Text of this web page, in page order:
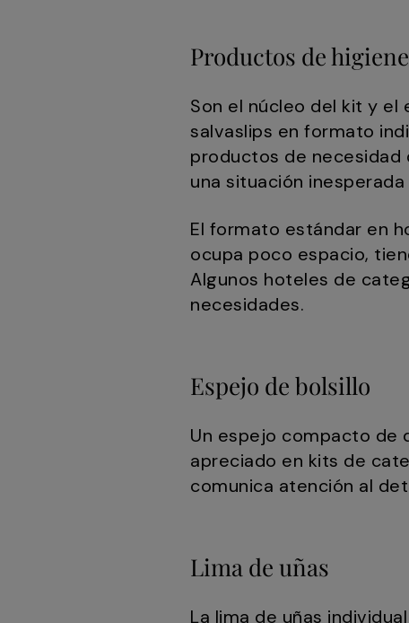
Productos de
Son el núcleo del kit y el
salvaslips en formato
productos de necesidad
una situación
El formato estándar en
ocupa poco espacio,
Algunos hoteles de
necesidades.
Espejo de bolsillo
Un espejo compacto de
apreciado en kits de
comunica atención al
Lima de uñas
La lima de uñas